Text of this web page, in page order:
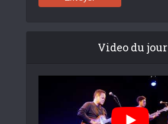
Video du jour